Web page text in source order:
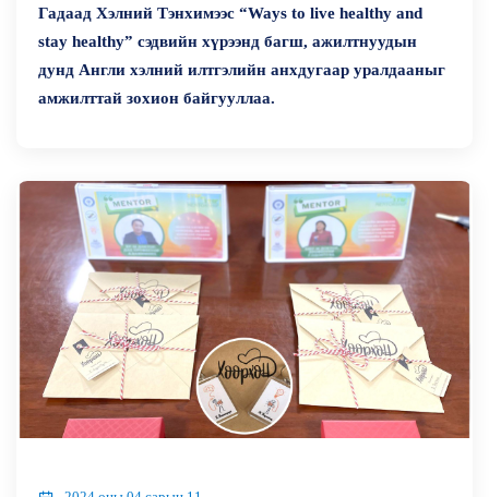
Гадаад Хэлний Тэнхимээс “Ways to live healthy and
stay healthy” сэдвийн хүрээнд багш, ажилтнуудын
дунд Англи хэлний илтгэлийн анхдугаар уралдааныг
амжилттай зохион байгууллаа.